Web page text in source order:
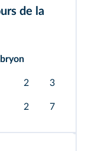
de la
2 3
2 7